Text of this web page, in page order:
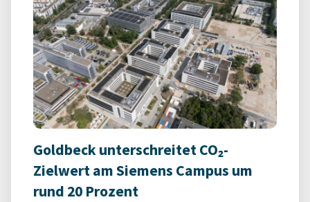
Goldbeck unterschreitet CO₂-
Zielwert am Siemens Campus um
rund 20 Prozent